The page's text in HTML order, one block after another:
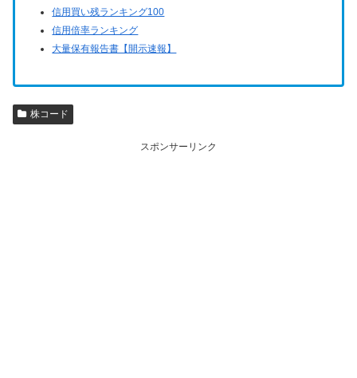
信用買い残ランキング100
信用倍率ランキング
大量保有報告書【開示速報】
株コード
スポンサーリンク